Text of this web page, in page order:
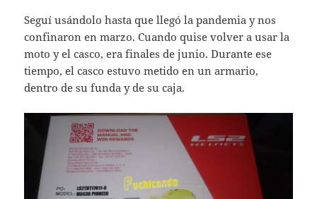
Seguí usándolo hasta que llegó la pandemia y nos
confinaron en marzo. Cuando quise volver a usar la
moto y el casco, era finales de junio. Durante ese
tiempo, el casco estuvo metido en un armario,
dentro de su funda y de su caja.